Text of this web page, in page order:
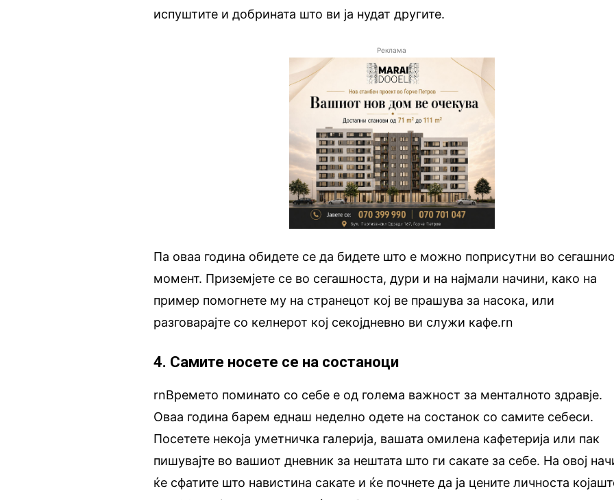
испуштите и добрината што ви ја нудат другите.
Реклама
Па оваа година обидете се да бидете што е можно поприсутни во
момент. Приземјете се во сегашноста, дури и на најмали начини, како на
пример помогнете му на странецот кој ве прашува за насока, или
разговарајте со келнерот кој секојдневно ви служи кафе.rn
4. Самите носете се на состаноци
rnВремето поминато со себе е од голема важност за менталното здравје.
Оваа година барем еднаш неделно одете на состанок со самите себеси.
Посетете некоја уметничка галерија, вашата омилена кафетерија или пак
пишувајте во вашиот дневник за нештата што ги сакате за себе. На овој
ќе сфатите што навистина сакате и ќе почнете да ја цените личноста